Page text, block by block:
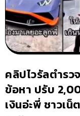
คลิปไวรัลตำร
ข้อหา ปรับ
เงินอ่ะพี่ ชาวเ